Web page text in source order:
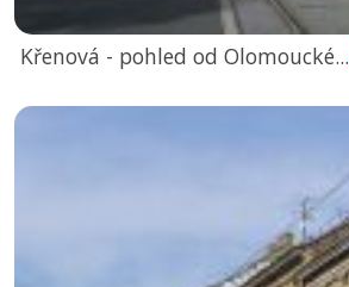
Křenová - pohled od Olomoucké...